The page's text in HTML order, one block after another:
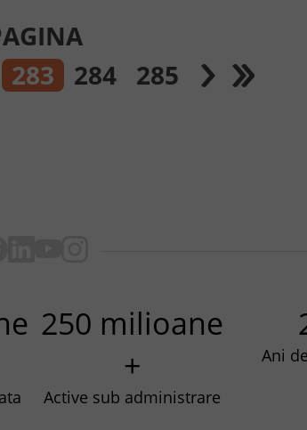
283 284 285
250 milioane
+
Active sub administrare
Ani